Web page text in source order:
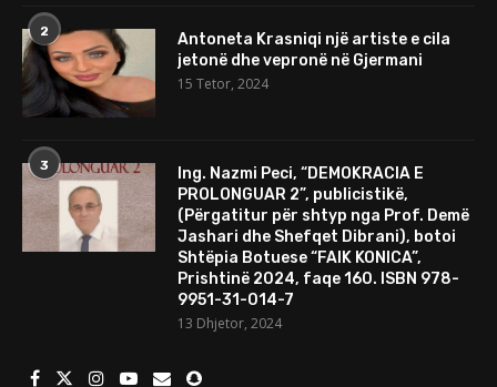
2
Antoneta Krasniqi një artiste e cila
jetonë dhe vepronë në Gjermani
15 Tetor, 2024
3
Ing. Nazmi Peci, “DEMOKRACIA E
PROLONGUAR 2”, publicistikë,
(Përgatitur për shtyp nga Prof. Demë
Jashari dhe Shefqet Dibrani), botoi
Shtëpia Botuese “FAIK KONICA”,
Prishtinë 2024, faqe 160. ISBN 978-
9951-31-014-7
13 Dhjetor, 2024